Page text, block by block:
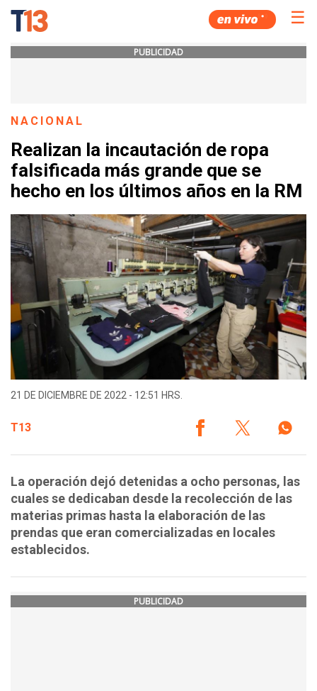
☰
PUBLICIDAD
NACIONAL
Realizan la incautación de ropa
falsificada más grande que se
hecho en los últimos años en la RM
21 DE DICIEMBRE DE 2022 - 12:51 HRS.
T13
La operación dejó detenidas a ocho personas, las
cuales se dedicaban desde la recolección de las
materias primas hasta la elaboración de las
prendas que eran comercializadas en locales
establecidos.
PUBLICIDAD